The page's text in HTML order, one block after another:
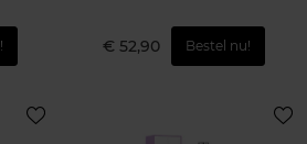
€ 52,90 Bestel nu!